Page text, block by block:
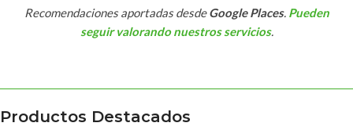
Recomendaciones aportadas desdeGoogle Places. Pueden
seguir valorando nuestros servicios.
Productos Destacados